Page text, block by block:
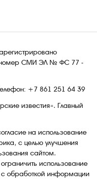
номер СМИ ЭЛ № ФС 77 -
+7 861 251 64 39
известия». Главный
на использование
с целью улучшения
сайтом.
использование
с обработкой информации